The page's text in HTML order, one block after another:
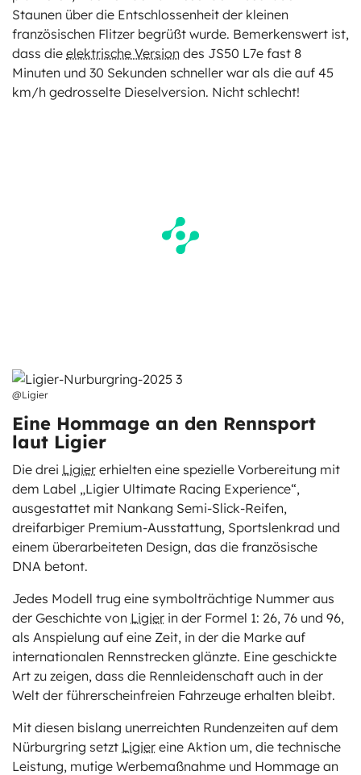
Staunen über die Entschlossenheit der kleinen
französischen Flitzer begrüßt wurde. Bemerkenswert ist,
dass die elektrische Version des JS50 L7e fast 8
Minuten und 30 Sekunden schneller war als die auf 45
km/h gedrosselte Dieselversion. Nicht schlecht!
@Ligier
Eine Hommage an den Rennsport
laut Ligier
Die drei Ligier erhielten eine spezielle Vorbereitung mit
dem Label „Ligier Ultimate Racing Experience“,
ausgestattet mit Nankang Semi-Slick-Reifen,
dreifarbiger Premium-Ausstattung, Sportslenkrad und
einem überarbeiteten Design, das die französische
DNA betont.
Jedes Modell trug eine symbolträchtige Nummer aus
der Geschichte von Ligier in der Formel 1: 26, 76 und 96,
als Anspielung auf eine Zeit, in der die Marke auf
internationalen Rennstrecken glänzte. Eine geschickte
Art zu zeigen, dass die Rennleidenschaft auch in der
Welt der führerscheinfreien Fahrzeuge erhalten bleibt.
Mit diesen bislang unerreichten Rundenzeiten auf dem
Nürburgring setzt Ligier eine Aktion um, die technische
Leistung, mutige Werbemaßnahme und Hommage an